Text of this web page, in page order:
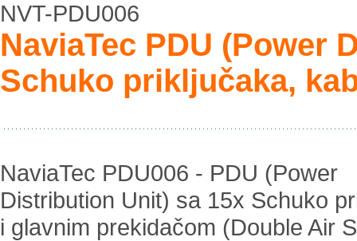
NVT-PDU006
NaviaTec PDU (Power
Schuko priključaka,
NaviaTec PDU006 - PDU (Power
Distribution Unit) sa 15x Schuko
i glavnim prekidačom (Double Air